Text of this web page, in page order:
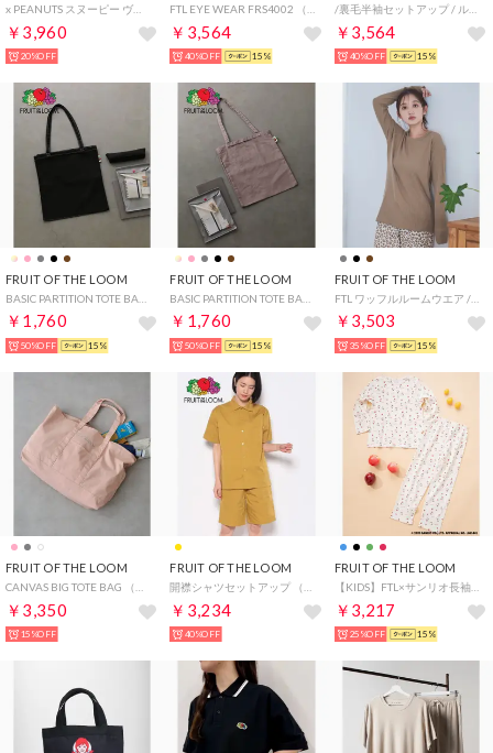
￥3,960
20%OFF
￥3,564
40%OFF 15%
/裏毛半袖セットアップ / ルームウェア パジャマ 部屋着 プレゼント ギフト （ブラック）
￥3,564
40%OFF 15%
FRUIT OF THE LOOM
￥1,760
50%OFF 15%
FRUIT OF THE LOOM
￥1,760
50%OFF 15%
FRUIT OF THE LOOM
FTL ワッフルルームウエア / アニマル柄 / ワンマイルウェア / パジャマセット ルームセット セットアップ 上下2点セット / ギフト プレゼント （ブラウン）
￥3,503
35%OFF 15%
FRUIT OF THE LOOM
CANVAS BIG TOTE BAG （ピンク）
￥3,350
15%OFF
FRUIT OF THE LOOM
開襟シャツセットアップ （カラシ）
￥3,234
40%OFF
FRUIT OF THE LOOM
【KIDS】FTL×サンリオ長袖ルームウェア / ワンマイルウェア / パジャマセット ルームセット セットアップ 上下2点セット / リンクコーデ / ギフト プレゼント （レッド）
￥3,217
25%OFF 15%